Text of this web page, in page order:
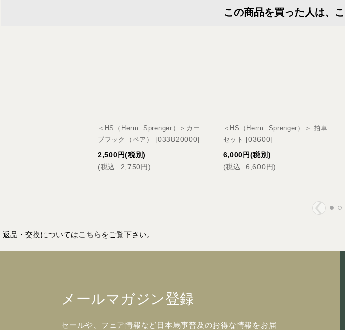
この商品を買った人は、
＜HS（Herm. Sprenger）＞カー
ブフック（ペア）
[033820000]
2,500 円(税別)
(税込 : 2,750円)
＜HS（Herm. Sprenger）＞ 拍車
セット [03600]
6,000 円(税別)
(税込 : 6,600円)
返品・交換についてはこちらをご覧下さい。
メールマガジン登録
セールや、フェア情報など日本馬事普及のお得な情報をお届